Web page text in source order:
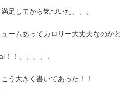
足してから気づいた、、、
ームあってカロリー大丈夫なのかと
！！、、、、、
う大きく書いてあった！！